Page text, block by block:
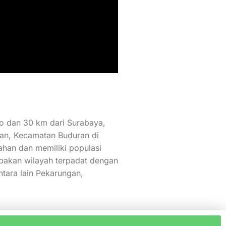
dan 30 km dari Surabaya,
Kecamatan Buduran di
dan memiliki populasi
wilayah terpadat dengan
lain Pekarungan,